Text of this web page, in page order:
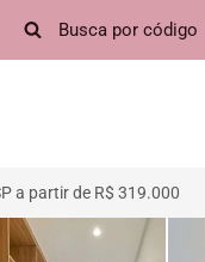
a partir de R$ 319.000